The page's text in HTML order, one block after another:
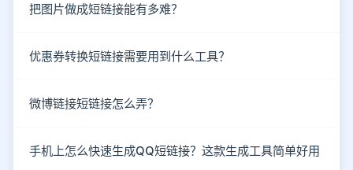
把图片做成短链接能有多难？
优惠券转换短链接需要用到什么工具？
微博链接短链接怎么弄？
手机上怎么快速生成QQ短链接？这款生成工具简单好用